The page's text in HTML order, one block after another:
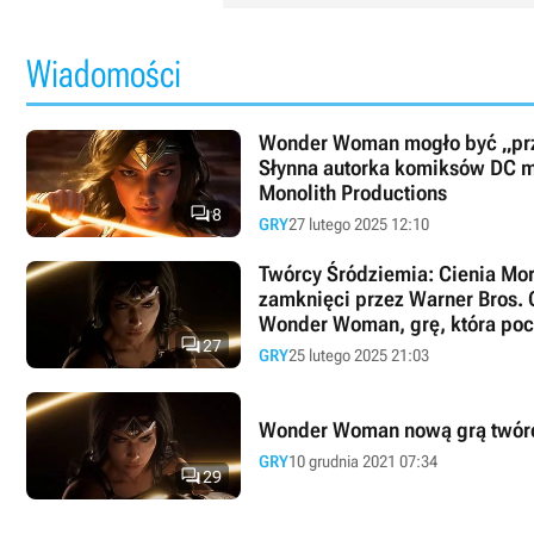
Wiadomości
8
Wonder Woman mogło być
Słynna autorka komiksów DC
Monolith Productions
GRY27 lutego 2025 12:10
27
Twórcy Śródziemia: Cienia
zamknięci przez Warner Bros.
Wonder Woman, grę, która
GRY25 lutego 2025 21:03
29
Wonder Woman nową grą
GRY10 grudnia 2021 07:34